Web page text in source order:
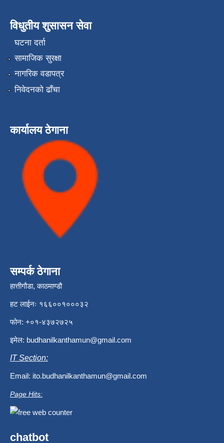
विधुतीय शुसासन सेवा
घटना दर्ता
सामाजिक सुरक्षा
नागरिक वडापत्र
निवेदनको ढाँचा
कार्यालय ठेगाना
सम्पर्क ठेगाना
हात्तीगौडा, काठमाण्डौ
हट लाईनः १६६००१०००३२
फोन: +०१-४३७२७२५
इमेल: budhanilkanthamun@gmail.com
IT Section:
Email: ito.budhanilkanthamun@gmail.com
Page Hits:
chatbot